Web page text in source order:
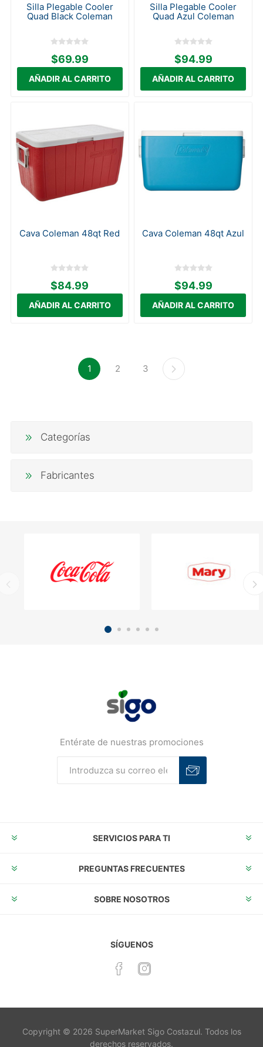
Silla Plegable Cooler
Quad Black Coleman
$69.99
Silla Plegable Cooler
Quad Azul Coleman
$94.99
Cava Coleman 48qt Red
$84.99
Cava Coleman 48qt Azul
$94.99
1 2 3
Categorías
Fabricantes
Entérate de nuestras promociones
SERVICIOS PARA TI
PREGUNTAS FRECUENTES
SOBRE NOSOTROS
SÍGUENOS
Copyright © 2026 SuperMarket Sigo Costazul. Todos los
derechos reservados.